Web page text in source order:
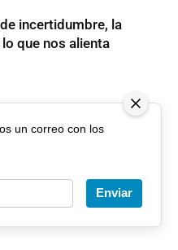
incertidumbre, la
que nos alienta
un correo con los
Enviar